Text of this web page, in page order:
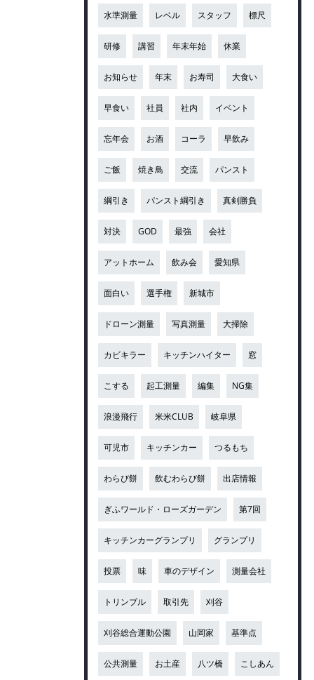
水準測量 レベル スタッフ 標尺
研修 講習 年末年始 休業
お知らせ 年末 お寿司 大食い
早食い 社員 社内 イベント
忘年会 お酒 コーラ 早飲み
ご飯 焼き鳥 交流 パンスト
綱引き パンスト綱引き 真剣勝負
対決 GOD 最強 会社
アットホーム 飲み会 愛知県
面白い 選手権 新城市
ドローン測量 写真測量 大掃除
カビキラー キッチンハイター 窓
こする 起工測量 編集 NG集
浪漫飛行 米米CLUB 岐阜県
可児市 キッチンカー つるもち
わらび餅 飲むわらび餅 出店情報
ぎふワールド・ローズガーデン 第7回
キッチンカーグランプリ グランプリ
投票 味 車のデザイン 測量会社
トリンブル 取引先 刈谷
刈谷総合運動公園 山岡家 基準点
公共測量 お土産 八ツ橋 こしあん